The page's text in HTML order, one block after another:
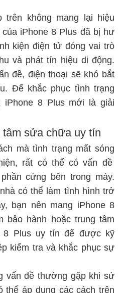
trên không mang lại hiệu
iPhone 8 Plus đã bị hư
kiện điện tử đóng vai trò
và phát tín hiệu di động.
đề, điện thoại sẽ khó bắt
Để khắc phục tình trạng
iPhone 8 Plus mới là giải
sửa chữa uy tín
mà tình trạng mất sóng
rất có thể có vấn đề
cứng bên trong máy.
có thể làm tình hình trở
bạn nên mang iPhone 8
bảo hành hoặc trung tâm
8 Plus uy tín để được kỹ
kiểm tra và khắc phục sự
vấn đề thường gặp khi sử
thể áp dụng các cách trên